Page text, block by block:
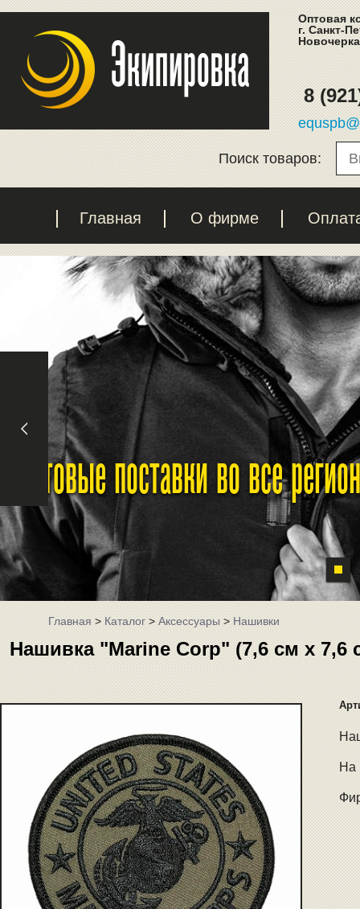
Оптовая
г. Санкт-
8
Поиск товаров:
Главная О фирме
Оптовые поставки во все
Главная>Каталог>Аксессуары>Нашивки
Нашивка "Marine Corp" (7,6 см x
На